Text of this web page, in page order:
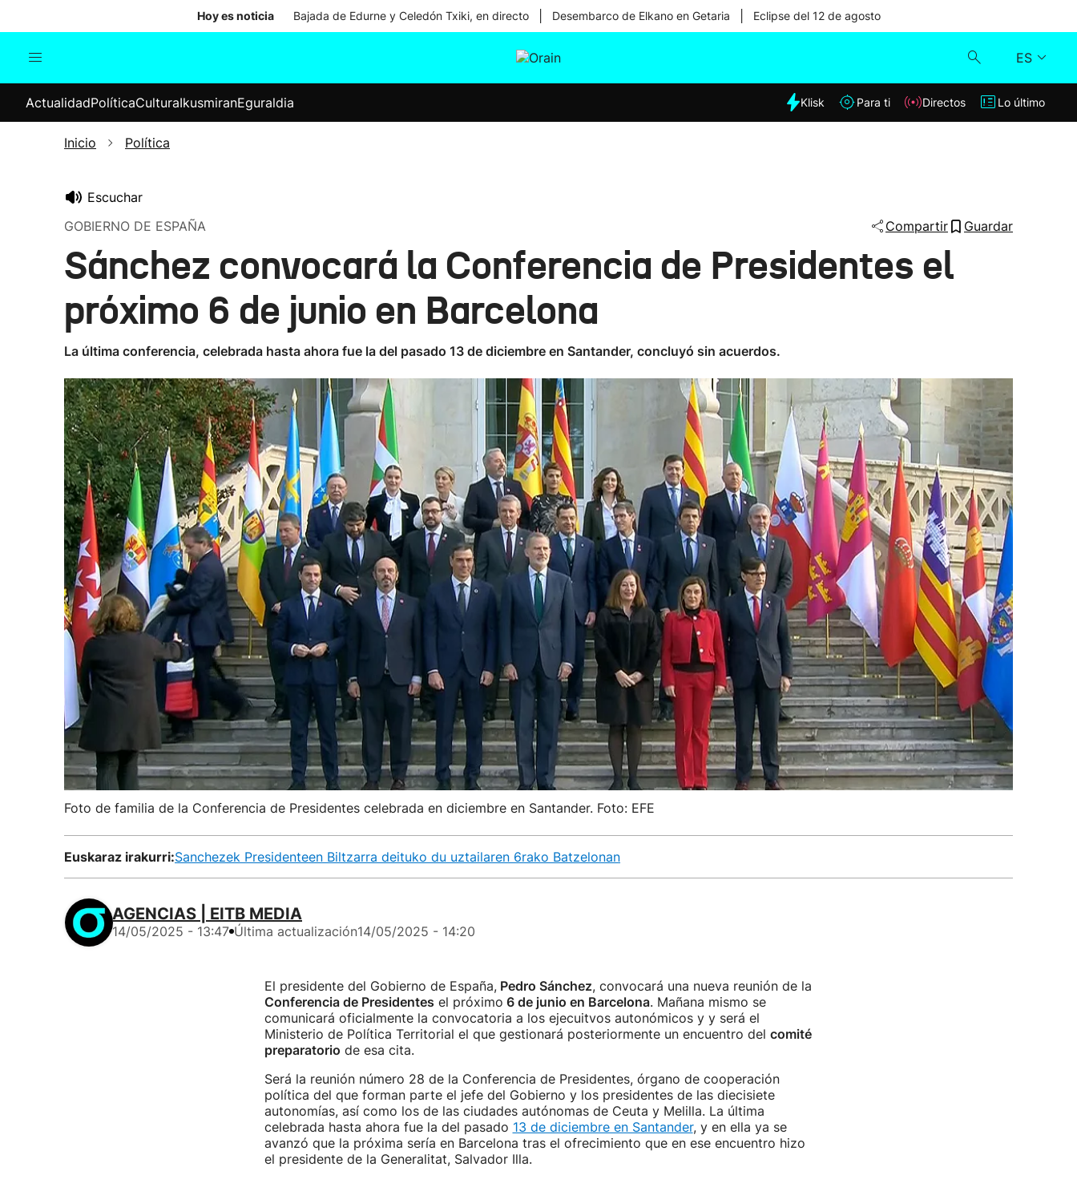
Hoy es noticia Bajada de Edurne y Celedón Txiki, en directo Desembarco de Elkano en Getaria Eclipse del 12 de agosto
ES
Internacional
Elecciones
Klisk
ActualidadPolíticaCulturaIkusmiranEguraldia Klisk Para ti Directos Lo último
Inicio Política
Escuchar
GOBIERNO DE ESPAÑA
Compartir Guardar
Sánchez convocará la Conferencia de Presidentes el
próximo 6 de junio en Barcelona
La última conferencia, celebrada hasta ahora fue la del pasado 13 de diciembre en Santander, concluyó sin acuerdos.
Foto de familia de la Conferencia de Presidentes celebrada en diciembre en Santander. Foto: EFE
Euskaraz irakurri:Sanchezek Presidenteen Biltzarra deituko du uztailaren 6rako Batzelonan
AGENCIAS | EITB MEDIA
14/05/2025 - 13:47 Última actualización14/05/2025 - 14:20
El presidente del Gobierno de España,Pedro Sánchez, convocará una nueva reunión de la
Conferencia de Presidentes el próximo 6 de junio en Barcelona. Mañana mismo se
comunicará oficialmente la convocatoria a los ejecuitvos autonómicos y y será el
Ministerio de Política Territorial el que gestionará posteriormente un encuentro del comité
preparatorio de esa cita.
Será la reunión número 28 de la Conferencia de Presidentes, órgano de cooperación
política del que forman parte el jefe del Gobierno y los presidentes de las diecisiete
autonomías, así como los de las ciudades autónomas de Ceuta y Melilla. La última
celebrada hasta ahora fue la del pasado 13 de diciembre en Santander, y en ella ya se
avanzó que la próxima sería en Barcelona tras el ofrecimiento que en ese encuentro hizo
el presidente de la Generalitat, Salvador Illa.